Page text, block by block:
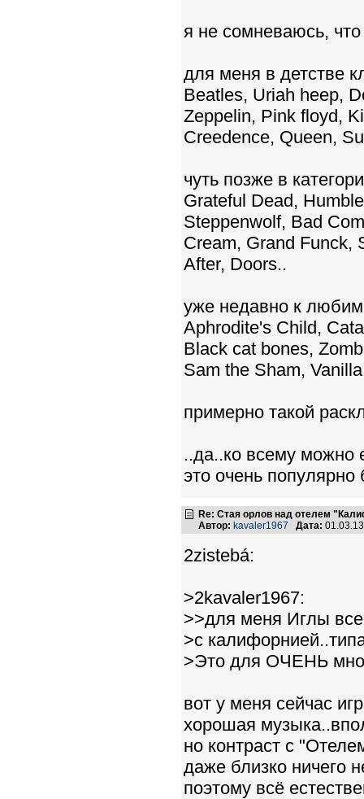
я не сомневаюсь,
для меня в детстве
Beatles, Uriah heep,
Zeppelin, Pink floyd,
Creedence, Queen,
чуть позже в
Grateful Dead,
Steppenwolf, Bad
Cream, Grand Funck,
After, Doors..
уже недавно к
Aphrodite's Child,
Black cat bones,
Sam the Sham,
примерно такой
..да..ко всему можно
это очень
Re: Стая орлов над отелем
Автор: kavaler1967 Дата:
2zistebá:
>2kavaler1967:
>>для меня Иглы
>с
>Это для ОЧЕНЬ
вот у меня сейчас
хорошая
но контраст с
даже близко ничего
поэтому всё